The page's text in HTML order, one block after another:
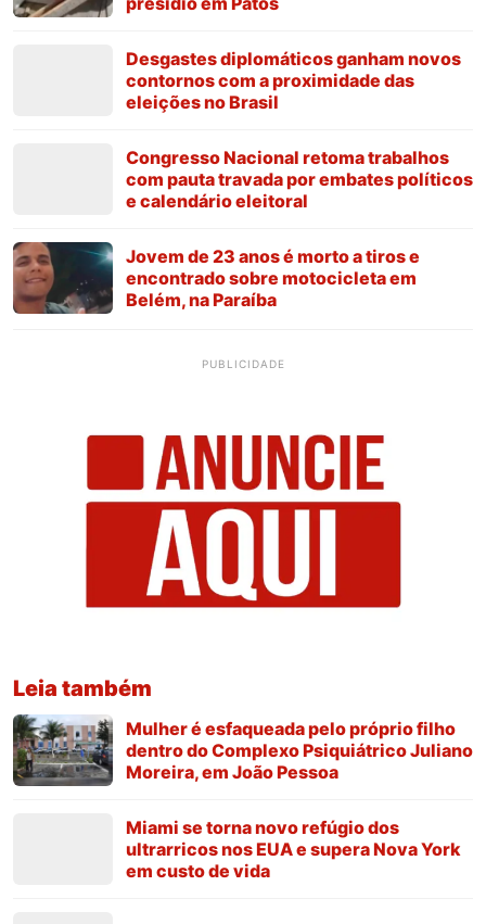
Desgastes diplomáticos ganham novos
contornos com a proximidade das
eleições no Brasil
Congresso Nacional retoma trabalhos
com pauta travada por embates políticos
e calendário eleitoral
Jovem de 23 anos é morto a tiros e
encontrado sobre motocicleta em
Belém, na Paraíba
PUBLICIDADE
Leia também
Mulher é esfaqueada pelo próprio filho
dentro do Complexo Psiquiátrico Juliano
Moreira, em João Pessoa
Miami se torna novo refúgio dos
ultrarricos nos EUA e supera Nova York
em custo de vida